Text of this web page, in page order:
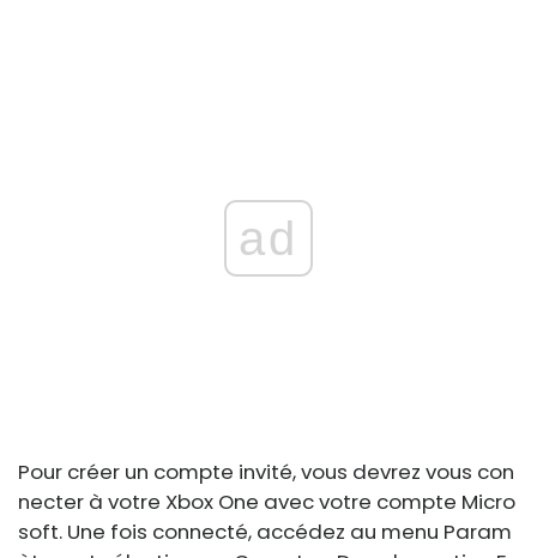
ad
Pour créer un compte invité, vous devrez vous con
necter à votre Xbox One avec votre compte Micro
soft. Une fois connecté, accédez au menu Param